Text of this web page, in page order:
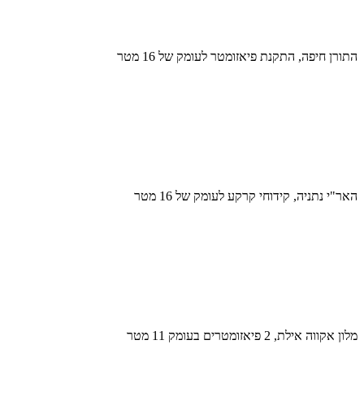
התורן חיפה, התקנת פיאזומטר לעומק של 16 מטר
האר"י נתניה, קידוחי קרקע לעומק של 16 מטר
מלון אקווה אילת, 2 פיאזומטרים בעומק 11 מטר